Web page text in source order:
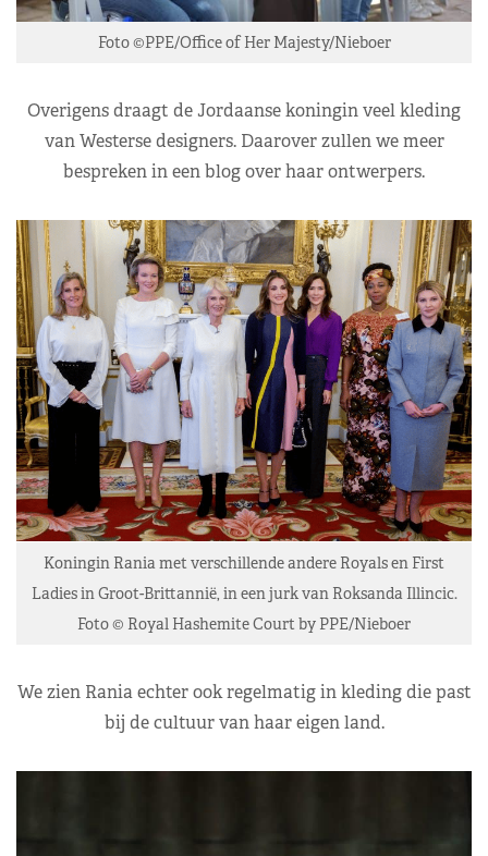
Foto ©PPE/Office of Her Majesty/Nieboer
Overigens draagt de Jordaanse koningin veel kleding
van Westerse designers. Daarover zullen we meer
bespreken in een blog over haar ontwerpers.
Koningin Rania met verschillende andere Royals en First
Ladies in Groot-Brittannië, in een jurk van Roksanda Illincic.
Foto © Royal Hashemite Court by PPE/Nieboer
We zien Rania echter ook regelmatig in kleding die past
bij de cultuur van haar eigen land.